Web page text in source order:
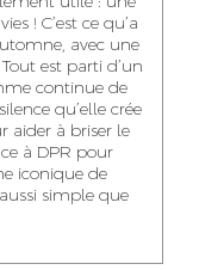
NOUR-ELHOUDA
YOUBI IDRISSI
PROJECT
MANAGER
AGENT
! C’est ce qu’a
avec une
est parti d’un
continue de
qu’elle crée
aider à briser le
à DPR pour
iconique de
simple que